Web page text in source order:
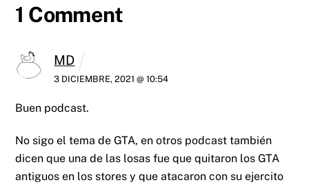
1 Comment
MD
3 DICIEMBRE, 2021 @ 10:54
Buen podcast.
No sigo el tema de GTA, en otros podcast también
dicen que una de las losas fue que quitaron los GTA
antiguos en los stores y que atacaron con su ejercito